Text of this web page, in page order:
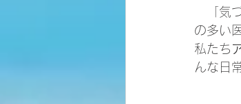
「気
の多い
私たち
んな日